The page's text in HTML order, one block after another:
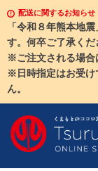
配送に関するお知らせ
「令和８年熊本地
す。何卒ご了承くだ
※ご注文される場合
※日時指定はお受
ん。